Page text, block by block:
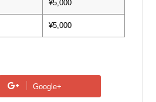
¥5,000
¥5,000
Google+